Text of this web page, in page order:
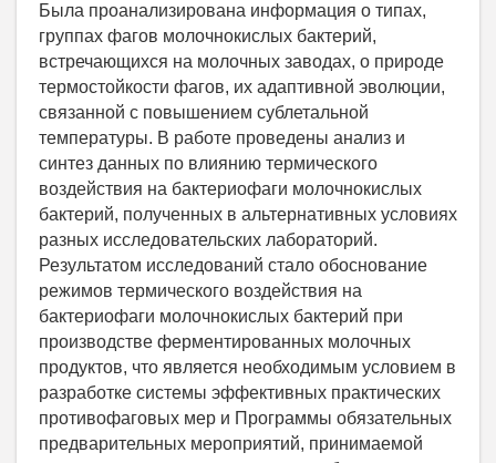
Была проанализирована информация о типах,
группах фагов молочнокислых бактерий,
встречающихся на молочных заводах, о природе
термостойкости фагов, их адаптивной эволюции,
связанной с повышением сублетальной
температуры. В работе проведены анализ и
синтез данных по влиянию термического
воздействия на бактериофаги молочнокислых
бактерий, полученных в альтернативных условиях
разных исследовательских лабораторий.
Результатом исследований стало обоснование
режимов термического воздействия на
бактериофаги молочнокислых бактерий при
производстве ферментированных молочных
продуктов, что является необходимым условием в
разработке системы эффективных практических
противофаговых мер и Программы обязательных
предварительных мероприятий, принимаемой